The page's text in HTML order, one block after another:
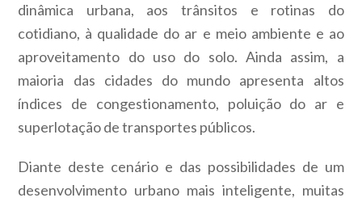
dinâmica urbana, aos trânsitos e rotinas do
cotidiano, à qualidade do ar e meio ambiente e ao
aproveitamento do uso do solo. Ainda assim, a
maioria das cidades do mundo apresenta altos
índices de congestionamento, poluição do ar e
superlotação de transportes públicos.
Diante deste cenário e das possibilidades de um
desenvolvimento urbano mais inteligente, muitas